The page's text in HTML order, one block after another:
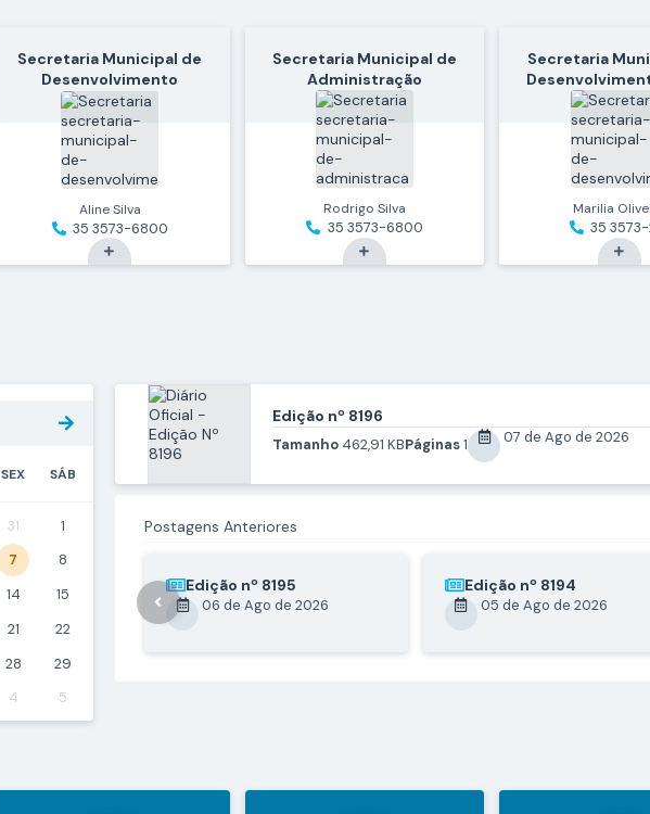
Secretaria Municipal de
Desenvolvimento
Econômico e Turismo
Aline Silva
35 3573-6800
Secretaria Municipal de
Administração
Rodrigo Silva
35 3573-6800
Secretaria
Marilia
35 3573-
SEX SÁB
31
1
7
8
14
15
21
22
28
29
4 5
Edição nº 8196
Tamanho 462,91 KBPáginas1 07 de Ago de 2026
Postagens Anteriores
Edição nº 8195
06 de Ago de 2026
Edição nº 8194
05 de Ago de 2026